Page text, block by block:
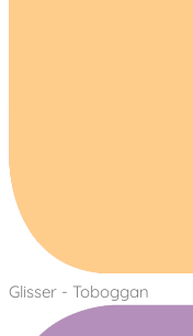
Glisser - Toboggan